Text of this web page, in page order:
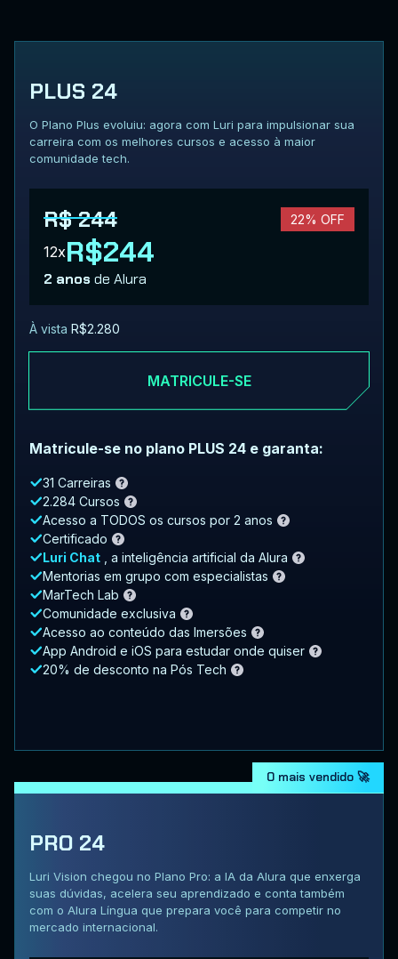
PLUS 24
O Plano Plus evoluiu: agora com Luri para impulsionar sua
carreira com os melhores cursos e acesso à maior
comunidade tech.
R$ 244 22% OFF
12xR$244
2 anosde Alura
À vista R$2.280
MATRICULE-SE
Matricule-se no plano PLUS 24 e garanta:
31 Carreiras
2.284 Cursos
Acesso a TODOS os cursos por 2 anos
Certificado
Luri Chat
, a inteligência artificial da Alura
Mentorias em grupo com especialistas
MarTech Lab
Comunidade exclusiva
Acesso ao conteúdo das Imersões
App Android e iOS para estudar onde quiser
20% de desconto na Pós Tech
O mais vendido 🚀
PRO 24
Luri Vision chegou no Plano Pro: a IA da Alura que enxerga
suas dúvidas, acelera seu aprendizado e conta também
com o Alura Língua que prepara você para competir no
mercado internacional.